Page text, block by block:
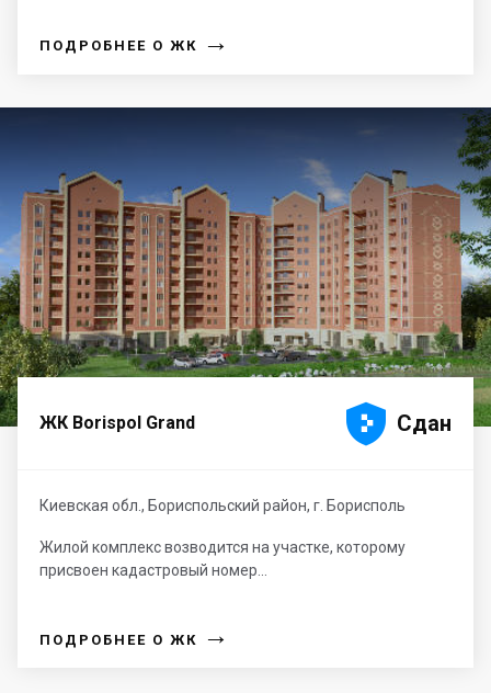
ПОДРОБНЕЕ О ЖК →
ЖК Borispol Grand 



 Сдан
Киевская обл., Бориспольский район, г. Борисполь
Жилой комплекс возводится на участке, которому
присвоен кадастровый номер...
ПОДРОБНЕЕ О ЖК →